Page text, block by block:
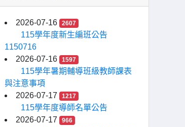
2026-07-16 2607
115學年度新生編班公告
1150716
2026-07-16
1597
115學年暑期輔導班級教師課表
與注意事項
2026-07-17
1217
115學年度導師名單公告
2026-07-17
966